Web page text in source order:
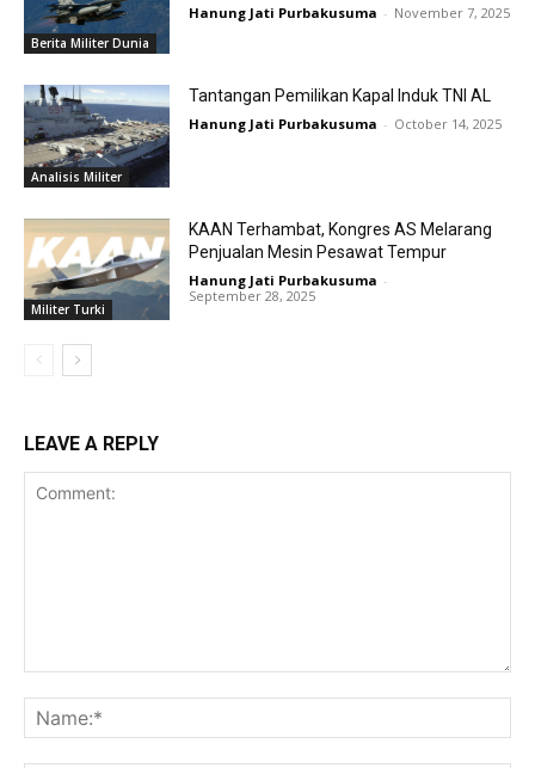
Berita Militer Dunia
Hanung Jati Purbakusuma - November 7, 2025
Analisis Militer
Tantangan Pemilikan Kapal Induk TNI AL
Hanung Jati Purbakusuma - October 14, 2025
Militer Turki
KAAN Terhambat, Kongres AS Melarang
Penjualan Mesin Pesawat Tempur
Hanung Jati Purbakusuma -
September 28, 2025
LEAVE A REPLY